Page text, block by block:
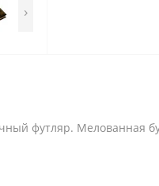
›
футляр. Мелованная